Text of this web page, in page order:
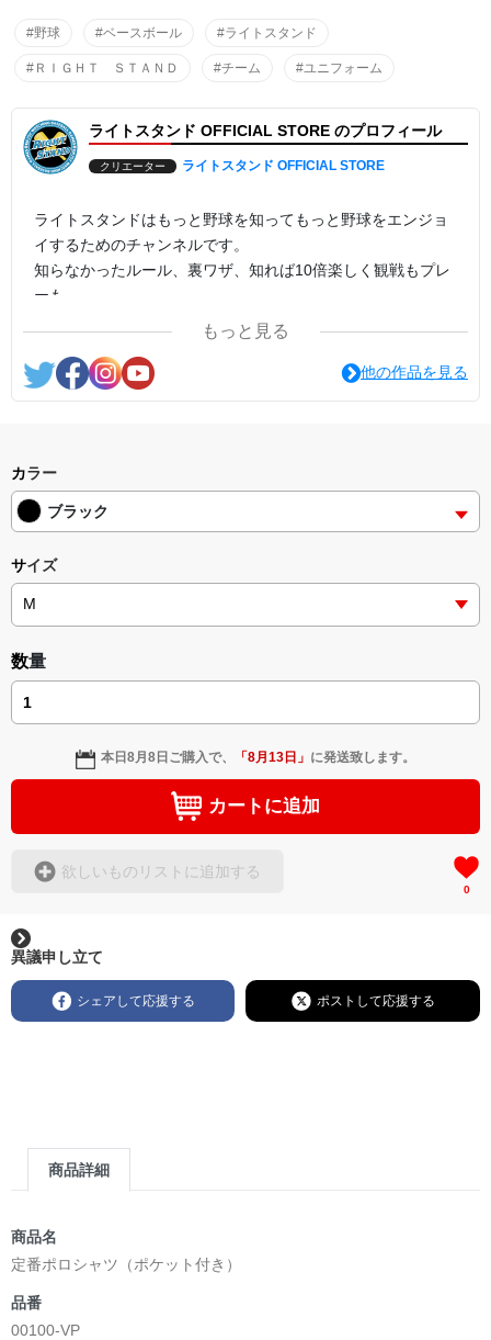
#野球 #ベースボール #ライトスタンド
#ＲＩＧＨＴ ＳＴＡＮＤ #チーム #ユニフォーム
ライトスタンド OFFICIAL STORE のプロフィール
クリエーター ライトスタンド OFFICIAL STORE
ライトスタンドはもっと野球を知ってもっと野球をエンジョ
イするためのチャンネルです。
知らなかったルール、裏ワザ、知れば10倍楽しく観戦もプレ
ーも。
プロ野球、高校野球、少年野球、社会人野球、野球という野
もっと見る
他の作品を見る
カラー
ブラック
サイズ
数量
本日8月8日 ご購入で、 「8月13日 」 に発送致します。
カートに追加
欲しいものリストに追加する
0
異議申し立て
シェアして応援する ポストして応援する
商品詳細
商品名
定番ポロシャツ（ポケット付き）
品番
00100-VP